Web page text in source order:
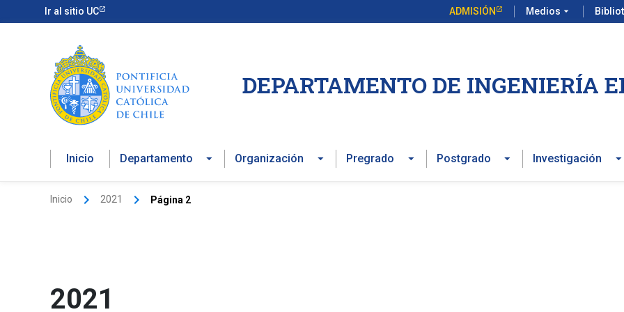
al
Ir al sitio UC ADMISIÓN Medios arrow_drop_down
DEPARTAMENTO DE INGENIERÍA
Inicio Departamento Organización Pregrado Postgrado Investigación
Inicio 2021 Página 2
2021